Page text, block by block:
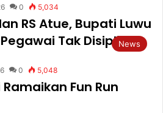
0 5,034
RS Atue, Bupati Luwu
Tak DisiplinNews
0 5,048
Fun Run